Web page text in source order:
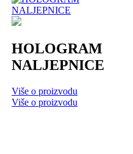
HOLOGRAM
NALJEPNICE
Više o proizvodu
Više o proizvodu